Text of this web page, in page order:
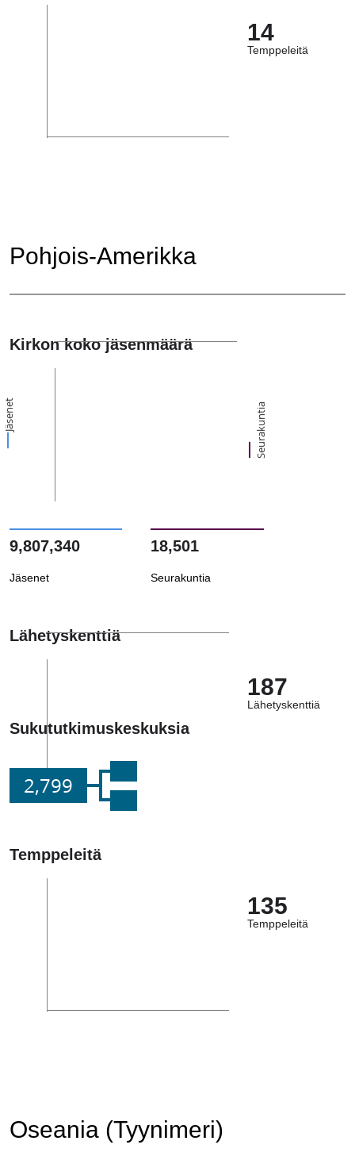
14
Temppeleitä
Pohjois-Amerikka
Kirkon koko jäsenmäärä
Jäsenet Seurakuntia
9,807,340
Jäsenet
18,501
Seurakuntia
Lähetyskenttiä
187
Lähetyskenttiä
Sukututkimuskeskuksia
2,799
Temppeleitä
135
Temppeleitä
Oseania (Tyynimeri)